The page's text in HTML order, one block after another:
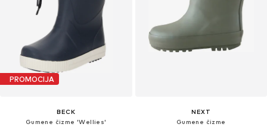
PROMOCIJA
BECK
Gumene čizme 'Wellies'
NEXT
Gumene čizme